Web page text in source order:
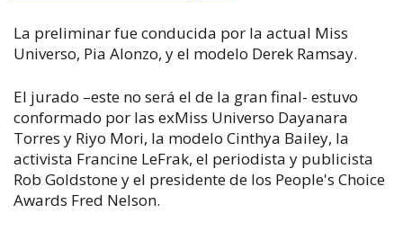
La preliminar fue conducida por la actual Miss
Universo, Pia Alonzo, y el modelo Derek Ramsay.
El jurado –este no será el de la gran final- estuvo
conformado por las exMiss Universo Dayanara
Torres y Riyo Mori, la modelo Cinthya Bailey, la
activista Francine LeFrak, el periodista y publicista
Rob Goldstone y el presidente de los People's Choice
Awards Fred Nelson.